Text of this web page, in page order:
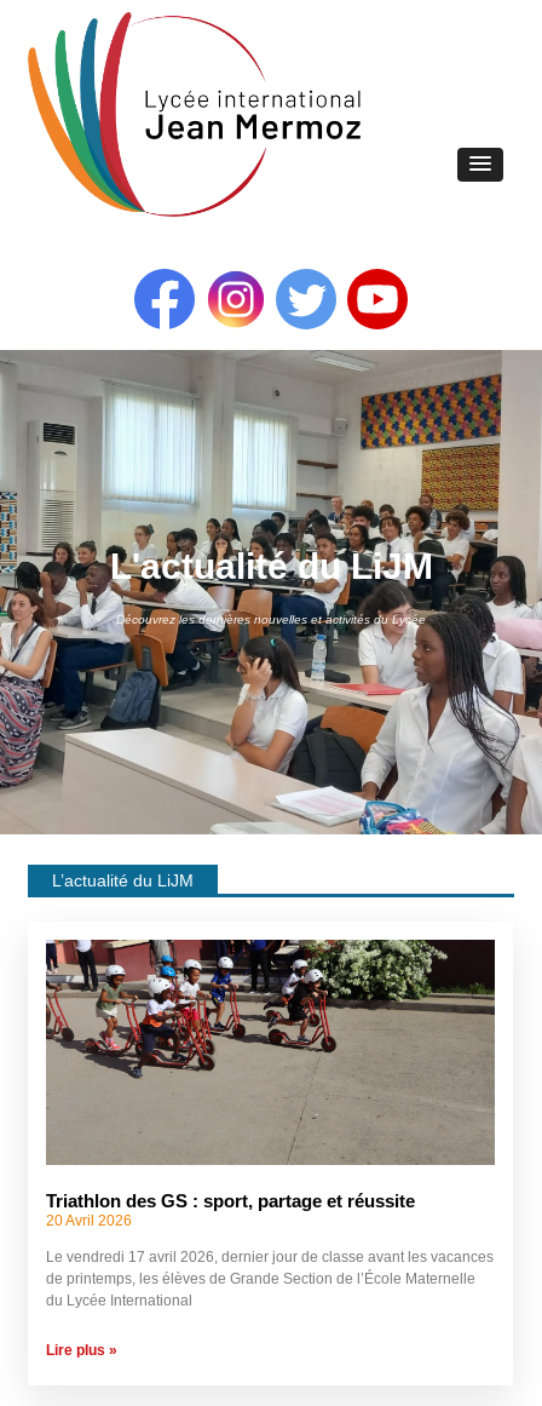
L'actualité du LiJM
Découvrez les dernières nouvelles et activités du Lycée
L’actualité du LiJM
Triathlon des GS : sport, partage et réussite
20 Avril 2026
Le vendredi 17 avril 2026, dernier jour de classe avant les vacances
de printemps, les élèves de Grande Section de l’École Maternelle
du Lycée International
Lire plus »